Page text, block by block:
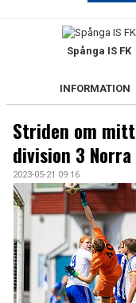
BILDGALLERI
ARKIV 2024-23
ARKIV 2022-20
ARKIV 2019-17
DOKUMENT
KONTAKT
Spånga IS FK
INFORMATION
Striden om
division 3 Norra
2023-05-21 09:16